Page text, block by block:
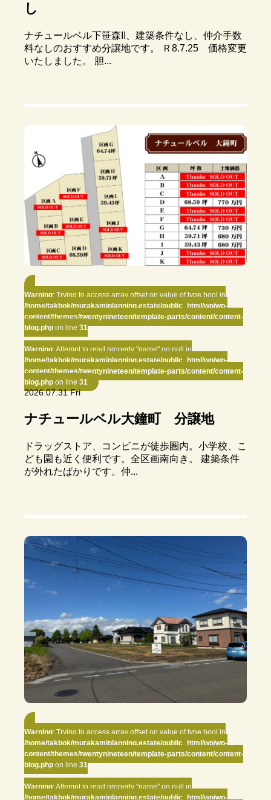
し
ナチュールベル下笹森II、建築条件なし、仲介手数
料なしのおすすめ分譲地です。 Ｒ8.7.25 価格変更
いたしました。 胆...
Warning: Trying to access array offset on value of type bool in
/home/takbok/murakamiplanning.estate/public_html/wp/wp-
content/themes/twentynineteen/template-parts/content/content-
blog.php on line 31
Warning: Attempt to read property "name" on null in
/home/takbok/murakamiplanning.estate/public_html/wp/wp-
content/themes/twentynineteen/template-parts/content/content-
blog.php on line 31
2026.07.31 Fri
ナチュールベル大鐘町 分譲地
ドラッグストア、コンビニが徒歩圏内。小学校、こ
ども園も近く便利です。全区画南向き。 建築条件
が外れたばかりです。仲...
Warning: Trying to access array offset on value of type bool in
/home/takbok/murakamiplanning.estate/public_html/wp/wp-
content/themes/twentynineteen/template-parts/content/content-
blog.php on line 31
Warning: Attempt to read property "name" on null in
/home/takbok/murakamiplanning.estate/public_html/wp/wp-